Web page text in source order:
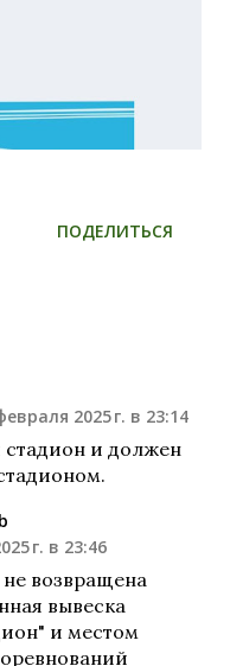
ПОДЕЛИТЬСЯ
2025 г. в 23:14
и должен
г. в 23:46
возвращена
вывеска
и местом